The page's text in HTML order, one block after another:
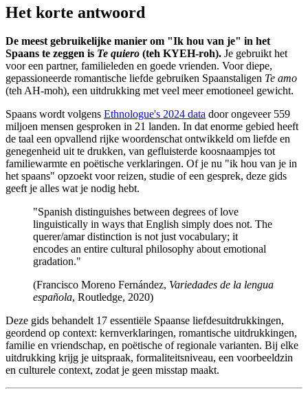
Het korte antwoord
De meest gebruikelijke manier om "Ik hou van je" in het
Spaans te zeggen is Te quiero (teh KYEH-roh). Je gebruikt het
voor een partner, familieleden en goede vrienden. Voor diepe,
gepassioneerde romantische liefde gebruiken Spaanstaligen Te amo
(teh AH-moh), een uitdrukking met veel meer emotioneel gewicht.
Spaans wordt volgens Ethnologue's 2024 data door ongeveer 559
miljoen mensen gesproken in 21 landen. In dat enorme gebied heeft
de taal een opvallend rijke woordenschat ontwikkeld om liefde en
genegenheid uit te drukken, van gefluisterde koosnaampjes tot
familiewarmte en poëtische verklaringen. Of je nu "ik hou van je in
het spaans" opzoekt voor reizen, studie of een gesprek, deze gids
geeft je alles wat je nodig hebt.
"Spanish distinguishes between degrees of love
linguistically in ways that English simply does not. The
querer/amar distinction is not just vocabulary; it
encodes an entire cultural philosophy about emotional
gradation."
(Francisco Moreno Fernández, Variedades de la lengua
española, Routledge, 2020)
Deze gids behandelt 17 essentiële Spaanse liefdesuitdrukkingen,
geordend op context: kernverklaringen, romantische uitdrukkingen,
familie en vriendschap, en poëtische of regionale varianten. Bij elke
uitdrukking krijg je uitspraak, formaliteitsniveau, een voorbeeldzin
en culturele context, zodat je geen misstap maakt.